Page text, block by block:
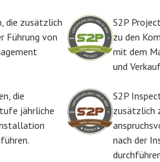
die zusätzlich
Führung von
S2P
zu den
mit dem
und
die
jährliche
S2P
zusätzlich
nach der